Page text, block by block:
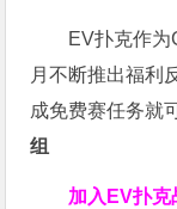
EV扑克作
月不断推出福利
成免费赛任务
组
加入EV扑克